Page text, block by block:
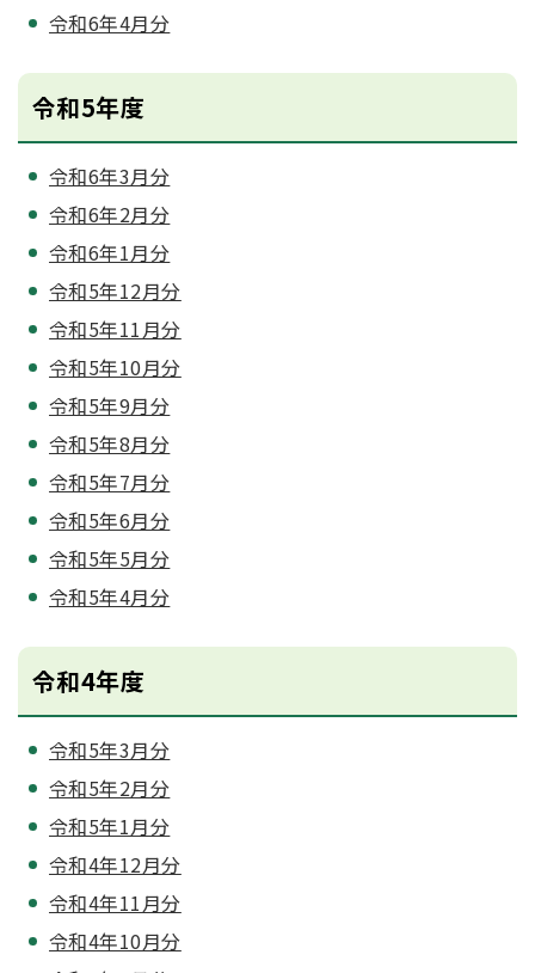
令和6年4月分
令和5年度
令和6年3月分
令和6年2月分
令和6年1月分
令和5年12月分
令和5年11月分
令和5年10月分
令和5年9月分
令和5年8月分
令和5年7月分
令和5年6月分
令和5年5月分
令和5年4月分
令和4年度
令和5年3月分
令和5年2月分
令和5年1月分
令和4年12月分
令和4年11月分
令和4年10月分